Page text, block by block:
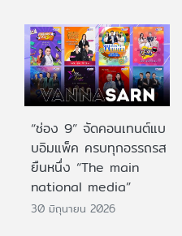
“ช่อง 9” จัดคอนเทนต์แบ
บอิมแพ็ค ครบทุกอรรถรส
ยืนหนึ่ง “The main
national media”
30 มิถุนายน 2026